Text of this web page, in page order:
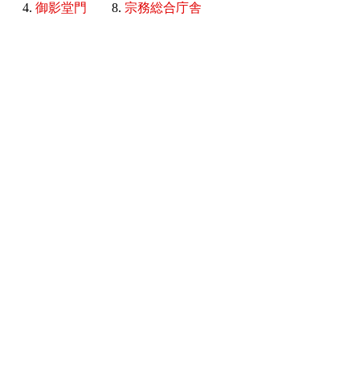
4. 御影堂門
8. 宗務総合庁舎